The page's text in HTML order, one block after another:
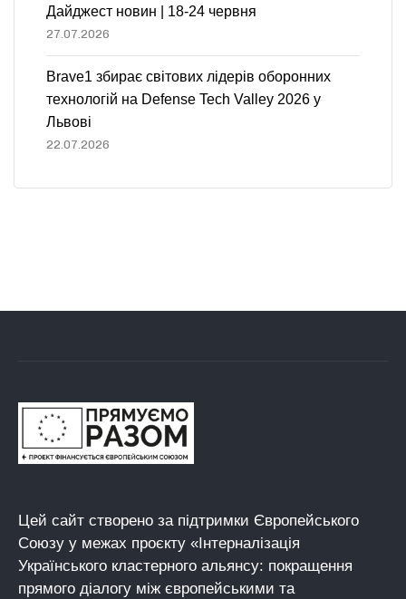
Дайджест новин | 18-24 червня
27.07.2026
Brave1 збирає світових лідерів оборонних
технологій на Defense Tech Valley 2026 у
Львові
22.07.2026
Цей сайт створено за підтримки Європейського
Союзу у межах проєкту «Інтерналізація
Українського кластерного альянсу: покращення
прямого діалогу між європейськими та